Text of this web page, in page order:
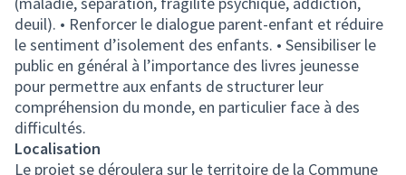
deuil). • Renforcer le dialogue parent-enfant et réduire
le sentiment d’isolement des enfants. • Sensibiliser le
public en général à l’importance des livres jeunesse
pour permettre aux enfants de structurer leur
compréhension du monde, en particulier face à des
difficultés.
Localisation
Le projet se déroulera sur le territoire de la Commune